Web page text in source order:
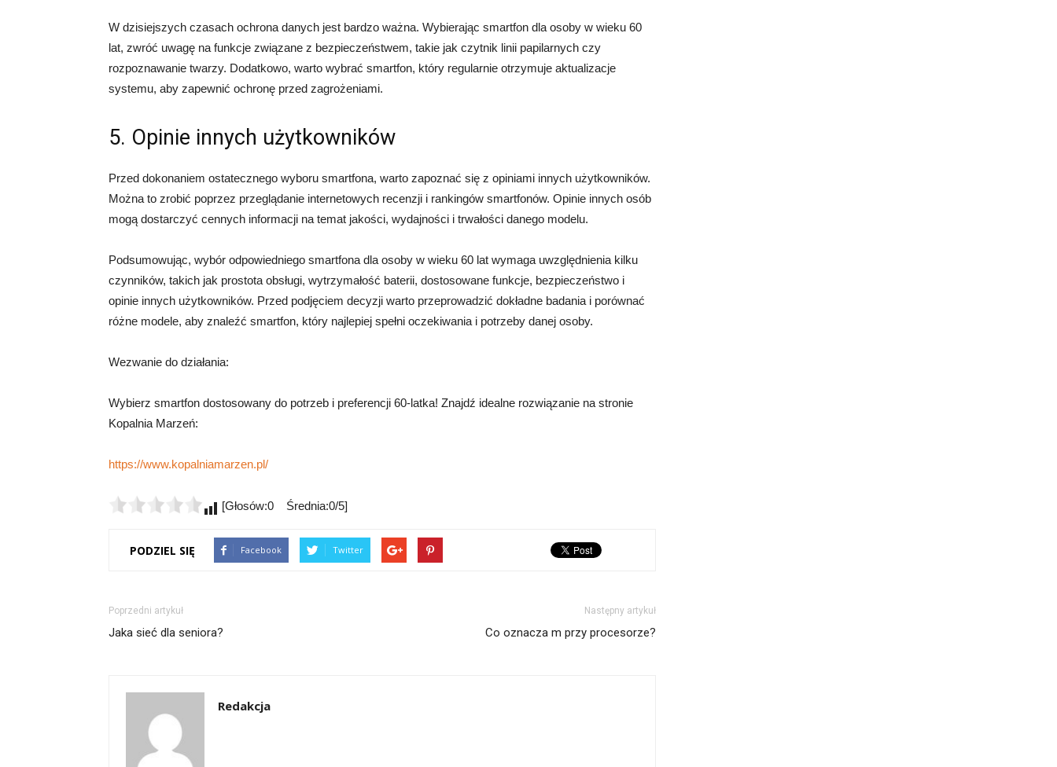
W dzisiejszych czasach ochrona danych jest bardzo ważna. Wybierając smartfon dla osoby w wieku 60
lat, zwróć uwagę na funkcje związane z bezpieczeństwem, takie jak czytnik linii papilarnych czy
rozpoznawanie twarzy. Dodatkowo, warto wybrać smartfon, który regularnie otrzymuje aktualizacje
systemu, aby zapewnić ochronę przed zagrożeniami.
5. Opinie innych użytkowników
Przed dokonaniem ostatecznego wyboru smartfona, warto zapoznać się z opiniami innych użytkowników.
Można to zrobić poprzez przeglądanie internetowych recenzji i rankingów smartfonów. Opinie innych osób
mogą dostarczyć cennych informacji na temat jakości, wydajności i trwałości danego modelu.
Podsumowując, wybór odpowiedniego smartfona dla osoby w wieku 60 lat wymaga uwzględnienia kilku
czynników, takich jak prostota obsługi, wytrzymałość baterii, dostosowane funkcje, bezpieczeństwo i
opinie innych użytkowników. Przed podjęciem decyzji warto przeprowadzić dokładne badania i porównać
różne modele, aby znaleźć smartfon, który najlepiej spełni oczekiwania i potrzeby danej osoby.
Wezwanie do działania:
Wybierz smartfon dostosowany do potrzeb i preferencji 60-latka! Znajdź idealne rozwiązanie na stronie
Kopalnia Marzeń:
https://www.kopalniamarzen.pl/
[Głosów:0 Średnia:0/5]
PODZIEL SIĘ Facebook Twitter
Poprzedni artykuł
Jaka sieć dla seniora?
Następny artykuł
Co oznacza m przy procesorze?
Redakcja